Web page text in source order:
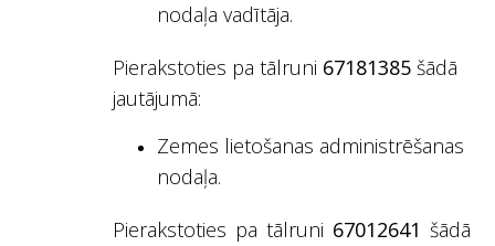
nodaļa vadītāja.
Pierakstoties pa tālruni 67181385 šādā
jautājumā:
Zemes lietošanas administrēšanas
nodaļa.
Pierakstoties pa tālruni 67012641 šādā